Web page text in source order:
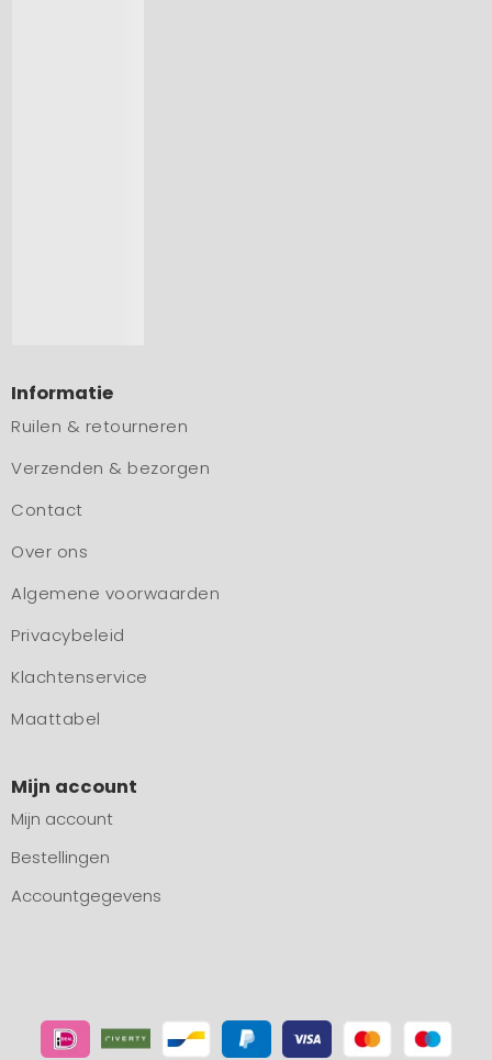
Informatie
Ruilen & retourneren
Verzenden & bezorgen
Contact
Over ons
Algemene voorwaarden
Privacybeleid
Klachtenservice
Maattabel
Mijn account
Mijn account
Bestellingen
Accountgegevens